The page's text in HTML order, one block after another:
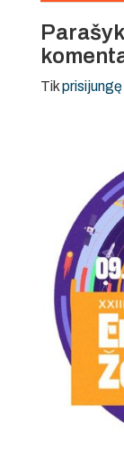
Tikprisijungę